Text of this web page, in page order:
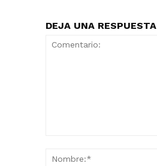
DEJA UNA RESPUESTA